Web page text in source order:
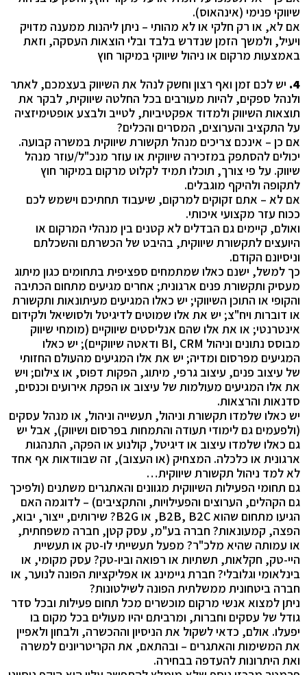
שיווקי פנימי (אינהאוס).
אם לא, או רק חלקי או לא מהותי – ניתן ליהנות ממענה מדויק
ויעיל, ולמשך הזמן שנדרש בלבד ובלי הוצאות העסקה, וזאת
באמצעות מרקום או ניהול שיווקי במיקור חוץ
4. יש לכם זמן ואף רצון וחשק לנהל את השיווק בעצמכם, לאתר
ולנהל ספקים, להיות מעורבים בכל החלטה שיווקית, לבקר את
תוצאות השיווק ולמדוד אפקטיביות, לטייב ולבצע אופטימיזציה
על התקציב והערוצים, המסרים והכלים?
אם כן – אינכם צריכים מנהל תקשורת שיווקית במשרה קבועה.
יכולים להסתפק במזכירה שיווקית או עוזר מנכ"ל/עוזר מנהל
שיווק. על פי צורך, תוכלו תמיד לקלוט מרקום במיקור חוץ
לתקופה ולהיקף מוגבלים.
אם לא – אתם זקוקים למרקום, שיעבוד תחתיכם וישמש לכם
ככוח עזר מקצועי איכותי.
ואולם, קיימים גם הבדלים לא קטנים בין מנהלי המרקום או
היועצים לתקשורת שיווקית, בהיבט של הכשרתם והשכלתם
וניסיונם הקודם.
כך למשל, ישנם כאלו שמתמחים ספציפית בתחומים כגון מיתוג
מעסיק ותקשורת פנים ארגונית; אחרים מגיעים מתחום הכתיבה
והקופי או התוכן השיווקי; יש כאלו המגיעים מעיתונאות ותקשורת
או דוברות ויח"צ; יש את אלו שמוטים לדיגיטל ולסושיאל ולקידום
אינטרנטי; או את אלו שהם אנליסטים שיווקיים (מומחי שיווק
מבוסס נתונים וניהול BI, CRM ודאטה שיווקיים); יש כאלו
המגיעים מפרסום ומדיה; יש את אלו המגיעים מהעולם החזותי
של עיצוב פנים, עיצוב גרפי, מיתוג, הפקות דפוס, או צילום; ויש
את אלו המגיעים מעולמות של עיצוב או הפקת אירועים וכנסים,
סדנאות והרצאות.
יש כאלו שלמדו תקשורת וניהול, תעשייה וניהול, או מנהל עסקים
(ולפעמים גם לימודי תעודה והתמחות בפרסום ושיווק), אבל יש
גם כאלו שלמדו עיצוב או דיגיטל, קולנוע או הפקה, התנהגות
ארגונית או כלכלה. המצחיק (או העצוב), זה שבוודאות אף אחד
לא למד ניהול תקשורת שיווקית…
גם תחומי הפעילות השיווקית מגוונים והאתגרים משתנים (ולפיכך
גם הקהלים, הערוצים והפעילויות, והתקציבים) – לדוגמה האם
הגיעו מתחום שהוא B2B, B2C, או B2G? שירותים, ייצור, יבוא,
הפצה, קמעונאות? חברה בע"מ, עסק קטן, חברה משפחתית,
או עמותה שהיא מלכ"ר? מפעל תעשייתי לו-טק או תעשיית
היי-טק, חקלאות, תשתיות או רפואה וביו-טק? עסק מקומי, או
בינלאומי וגלובלי? חברת גיימינג או אפליקציות הפונה לנוער, או
חברה ביטחונית ממשלתית הפונה לשילטונות?
ניתן למצוא אנשי מרקום מוכשרים מכל תחום פעילות ובכל סדר
גודל של עסקים וחברות, ומרביתם יהיו מעולים בכל מקום בו
יפעלו. אולם, כדאי לשקול את הניסיון וההכשרה, ולבחון ולאפיין
את המשימות והאתגרים – ובהתאם, את הקריטריונים למשרה
ואת היתרונות להעדפה בבחירה.